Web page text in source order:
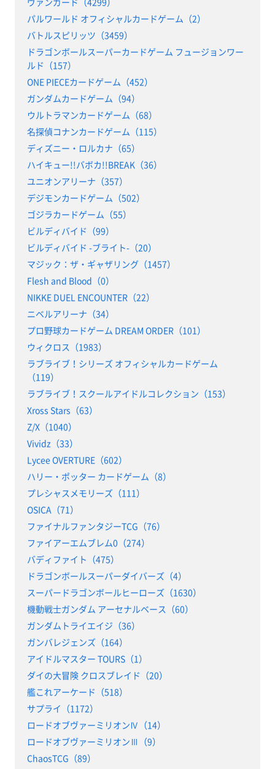
パルワールド オフィシャルカードゲーム（2）
バトルスピリッツ（3459）
ドラゴンボールスーパーカードゲーム フュージョンワー
ルド（157）
ONE PIECEカードゲーム（452）
ガンダムカードゲーム（94）
ウルトラマンカードゲーム（68）
名探偵コナンカードゲーム（115）
ディズニー・ロルカナ（65）
ハイキュー!!バボカ!!BREAK（36）
ユニオンアリーナ（357）
デジモンカードゲーム（502）
ゴジラカードゲーム（55）
ビルディバイド（99）
ビルディバイド -ブライト-（20）
マジック：ザ・ギャザリング（1457）
Flesh and Blood（0）
NIKKE DUEL ENCOUNTER（22）
ニベルアリーナ（34）
プロ野球カードゲーム DREAM ORDER（101）
ウィクロス（1983）
ラブライブ！シリーズ オフィシャルカードゲーム
（119）
ラブライブ！スクールアイドルコレクション（153）
Xross Stars（63）
Z/X（1040）
Vividz（33）
Lycee OVERTURE（602）
ハリー・ポッター カードゲーム（8）
プレシャスメモリーズ（111）
OSICA（71）
ファイナルファンタジーTCG（76）
ファイアーエムブレム0（274）
バディファイト（475）
ドラゴンボールスーパーダイバーズ（4）
スーパードラゴンボールヒーローズ（1630）
機動戦士ガンダム アーセナルベース（60）
ガンダムトライエイジ（36）
ガンバレジェンズ（164）
アイドルマスター TOURS（1）
ダイの大冒険 クロスブレイド（20）
艦これアーケード（518）
サプライ（1172）
ロードオブヴァーミリオンⅣ（14）
ロードオブヴァーミリオンⅢ（9）
ChaosTCG（89）